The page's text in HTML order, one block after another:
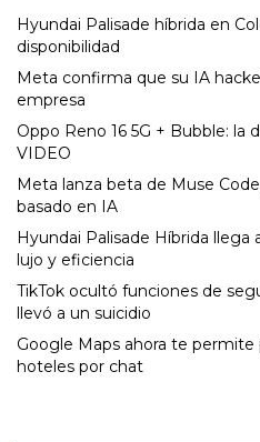
Hyundai Palisade híbrida en
disponibilidad
Meta confirma que su IA
empresa
Oppo Reno 16 5G + Bubble: la
VIDEO
Meta lanza beta de Muse
basado en IA
Hyundai Palisade Híbrida
lujo y eficiencia
TikTok ocultó funciones de
llevó a un suicidio
Google Maps ahora te
hoteles por chat